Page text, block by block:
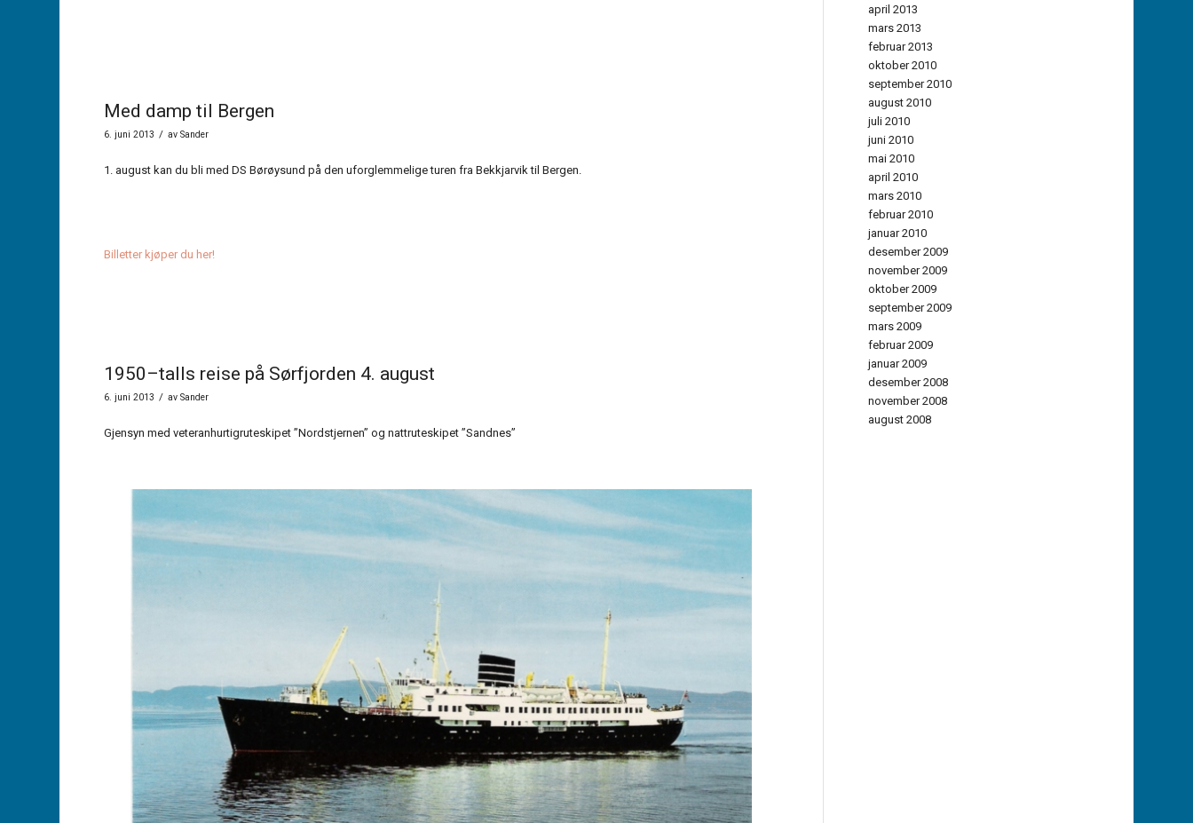
Med damp til Bergen
6. juni 2013 / avSander
1. august kan du bli med DS Børøysund på den uforglemmelige turen fra Bekkjarvik til Bergen.
Billetter kjøper du her!
1950–talls reise på Sørfjorden 4. august
6. juni 2013 / avSander
Gjensyn med veteranhurtigruteskipet ”Nordstjernen” og nattruteskipet ”Sandnes”
april 2013
mars 2013
februar 2013
oktober 2010
september 2010
august 2010
juli 2010
juni 2010
mai 2010
april 2010
mars 2010
februar 2010
januar 2010
desember 2009
november 2009
oktober 2009
september 2009
mars 2009
februar 2009
januar 2009
desember 2008
november 2008
august 2008